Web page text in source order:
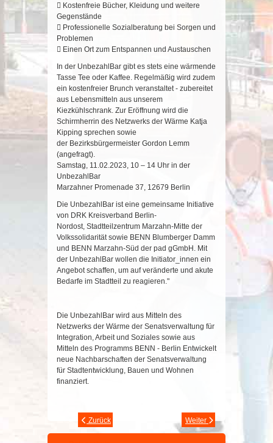
 Kostenfreie Bücher, Kleidung und weitere
Gegenstände
 Professionelle Sozialberatung bei Sorgen und
Problemen
 Einen Ort zum Entspannen und Austauschen
In der UnbezahlBar gibt es stets eine wärmende
Tasse Tee oder Kaffee. Regelmäßig wird zudem
ein kostenfreier Brunch veranstaltet - zubereitet
aus Lebensmitteln aus unserem
Kiezkühlschrank. Zur Eröffnung wird die
Schirmherrin des Netzwerks der Wärme Katja
Kipping sprechen sowie
der Bezirksbürgermeister Gordon Lemm
(angefragt).
Samstag, 11.02.2023, 10 – 14 Uhr in der
UnbezahlBar
Marzahner Promenade 37, 12679 Berlin
Die UnbezahlBar ist eine gemeinsame Initiative
von DRK Kreisverband Berlin-
Nordost, Stadtteilzentrum Marzahn-Mitte der
Volkssolidarität sowie BENN Blumberger Damm
und BENN Marzahn-Süd der pad gGmbH. Mit
der UnbezahlBar wollen die Initiator_innen ein
Angebot schaffen, um auf veränderte und akute
Bedarfe im Stadtteil zu reagieren."
Die UnbezahlBar wird aus Mitteln des
Netzwerks der Wärme der Senatsverwaltung für
Integration, Arbeit und Soziales sowie aus
Mitteln des Programms BENN - Berlin Entwickelt
neue Nachbarschaften der Senatsverwaltung
für Stadtentwicklung, Bauen und Wohnen
finanziert.
Zurück Weiter